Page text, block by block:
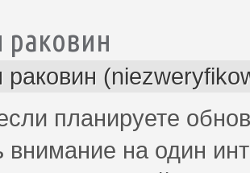
раковин
раковин
планируете
внимание на один